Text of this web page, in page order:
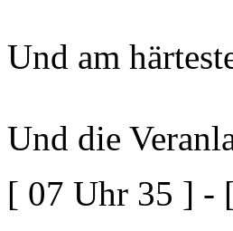
Und am
Und die
[ 07 Uhr 35 ] -